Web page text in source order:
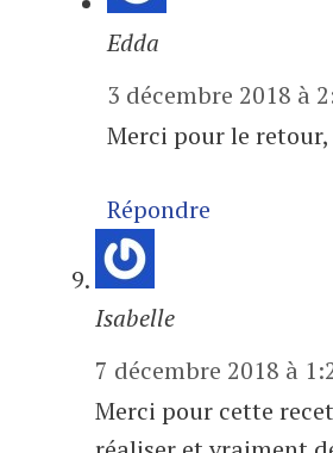
Edda
3 décembre 2018 à
Merci pour le
Répondre
Isabelle
7 décembre 2018 à
Merci pour cette